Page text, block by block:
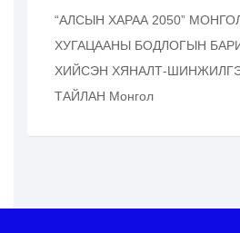
“АЛСЫН ХАРАА 2050”
ХУГАЦААНЫ БОДЛОГЫН
ХИЙСЭН ХЯНАЛТ-
ТАЙЛАН Монгол